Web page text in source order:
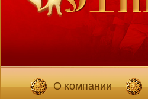
О компании